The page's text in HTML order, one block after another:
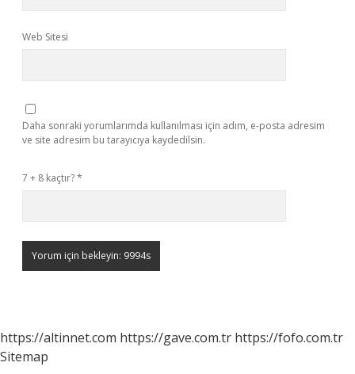
Web Sitesi
Daha sonraki yorumlarımda kullanılması için adım, e-posta adresim
ve site adresim bu tarayıcıya kaydedilsin.
7 + 8 kaçtır?*
https://altinnet.com https://gave.com.tr https://fofo.com.tr
Sitemap